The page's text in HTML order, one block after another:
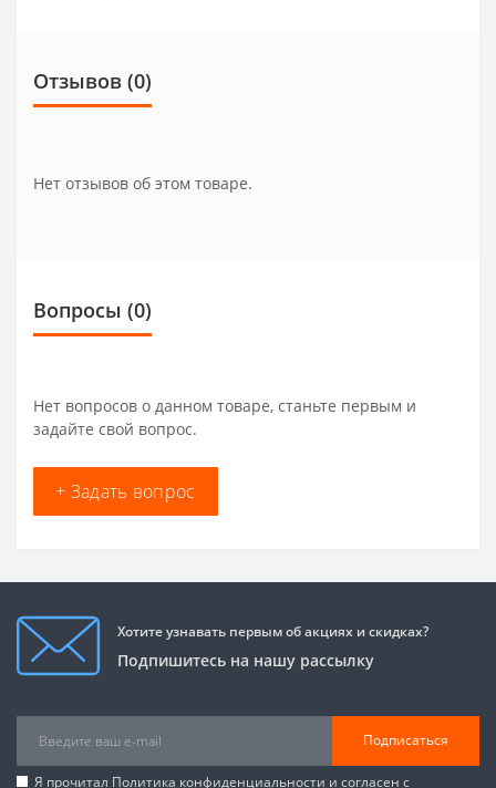
Отзывов (0)
Нет отзывов об этом товаре.
Вопросы (0)
Нет вопросов о данном товаре, станьте первым и
задайте свой вопрос.
+ Задать вопрос
Хотите узнавать первым об акциях и скидках?
Подпишитесь на нашу рассылку
Подписаться
Я прочитал Политика конфиденциальности и согласен с